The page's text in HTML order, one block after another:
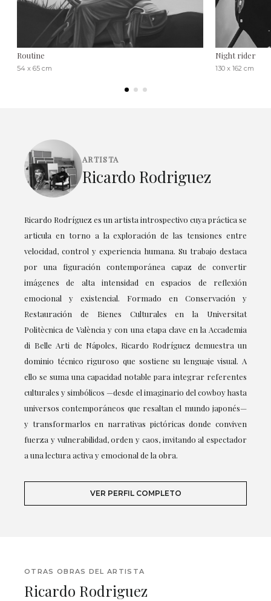
Routine
54 x 65 cm
Night rider
130 x 162 cm
ARTISTA
Ricardo Rodriguez
Ricardo Rodríguez es un artista introspectivo cuya práctica se
articula en torno a la exploración de las tensiones entre
velocidad, control y experiencia humana. Su trabajo destaca
por una figuración contemporánea capaz de convertir
imágenes de alta intensidad en espacios de reflexión
emocional y existencial. Formado en Conservación y
Restauración de Bienes Culturales en la Universitat
Politècnica de València y con una etapa clave en la Accademia
di Belle Arti de Nápoles, Ricardo Rodríguez demuestra un
dominio técnico riguroso que sostiene su lenguaje visual. A
ello se suma una capacidad notable para integrar referentes
culturales y simbólicos —desde el imaginario del cowboy hasta
universos contemporáneos que resaltan el mundo japonés—
y transformarlos en narrativas pictóricas donde conviven
fuerza y vulnerabilidad, orden y caos, invitando al espectador
a una lectura activa y emocional de la obra.
VER PERFIL COMPLETO
OTRAS OBRAS DEL ARTISTA
Ricardo Rodriguez